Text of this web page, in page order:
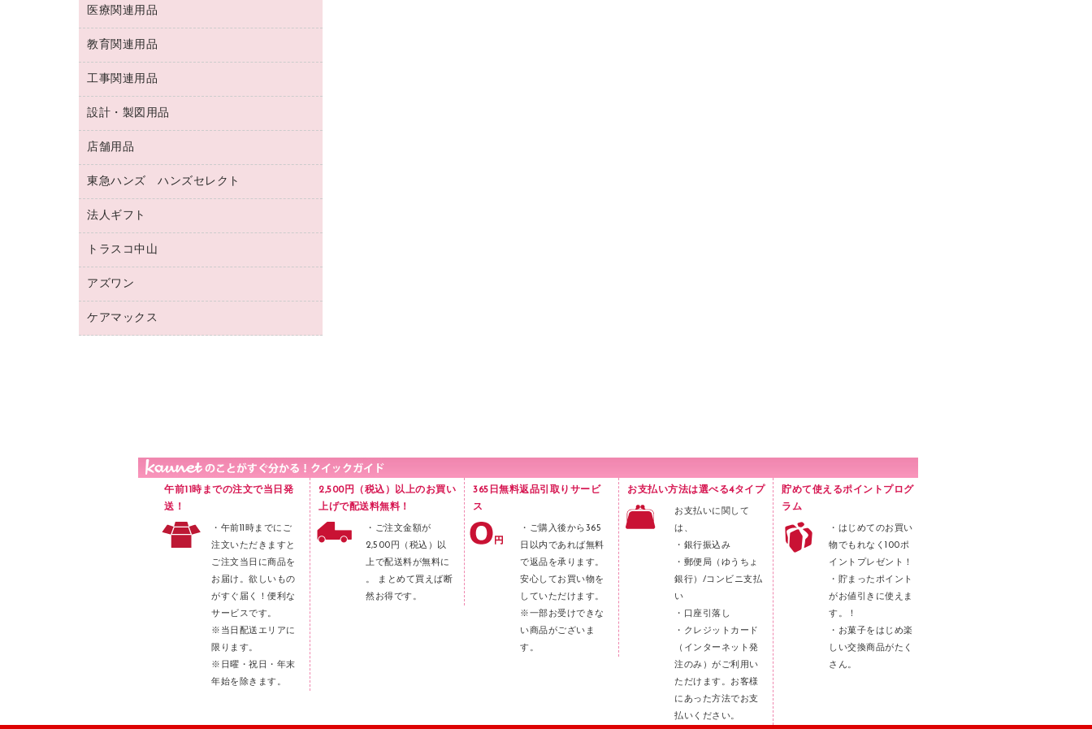
スリッパ・サンダル・シューズ
スポーツ・レジャー用品
ゴミ袋
キッチン用品
食品添加物製品
額縁
各種用紙
ルーズリーフ
収納保存用品
レターファイル
リングファイル
プレゼン用ファイル
ファイルボックス
パイプ式ファイル
その他ファイル
クリヤーホルダー
クリヤーブック（差替式）
クリヤーブック（固定式）
２穴リフィル・２穴インデックス
修正液・修正ペン
修正テープ
鉛筆
マーキングペン（油性）
マーキングペン（水性）
ボールペン（油性）
ボールペン（ゲルインク）
シャープペンシル用替芯
名札
保管・整理用品
壁面／足元収納
備品／小物ケース
透明テープ 事務用
電話台
針なしステープラー
紙めくり
裁断機
レターケース
ラベル類
メンディングテープ
メッシュケース／ペンケース
ブックエンド／ブックスタンド
パソコンソフト
医療関連用品
保健用品
使い捨て手袋
感染症対策用品
介護用品
医療関連用品
品）
教育関連用品
教育関連用品
工事関連用品
工事関連用品
設計・製図用品
設計・製図用品
店舗用品
店舗運営用品
陳列什器
紙手提げ袋
レジ・ポリ袋
ディスプレイ用品
カウンター／お会計用品
東急ハンズ ハンズセレクト
東急ハンズ
法人ギフト
高島屋
高島屋（食品・飲料）
カウネットギフト（食品・飲料）
トラスコ中山
建築・作業用品
アズワン
医療・介護用品（食品・飲料・食添製
品）
ケアマックス
午前11時までの注文で当日発
送！
・午前11時までにご
注文いただきますと
ご注文当日に商品を
お届け。欲しいもの
がすぐ届く！便利な
サービスです。
※当日配送エリアに
限ります。
※日曜・祝日・年末
年始を除きます。
2,500円（税込）以上のお買い
上げで配送料無料！
・ご注文金額が
2,500円（税込）以
上で配送料が無料に
。 まとめて買えば断
然お得です。
365日無料返品引取りサービ
ス
・ご購入後から365
日以内であれば無料
で返品を承ります。
安心してお買い物を
していただけます。
※一部お受けできな
い商品がございま
す。
お支払い方法は選べる4タイプ
お支払いに関して
は、
・銀行振込み
・郵便局（ゆうちょ
銀行）/コンビニ支払
い
・口座引落し
・クレジットカード
（インターネット発
注のみ）がご利用い
ただけます。お客様
にあった方法でお支
払いください。
貯めて使えるポイントプログ
ラム
・はじめてのお買い
物でもれなく100ポ
イントプレゼント！
・貯まったポイント
がお値引きに使えま
す。！
・お菓子をはじめ楽
しい交換商品がたく
さん。